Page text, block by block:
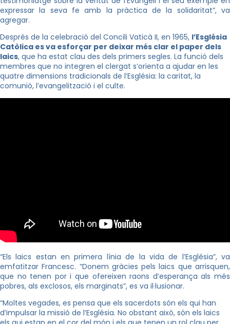
expressar la seva fe amb la pràctica de la solidaritat”, va
agregar.
Després de la celebració del Concili Vaticà II, en 1965, l’Església
Catòlica es va esforçar per deixar més clar el paper dels
laics, que ha estat clau des dels primers segles. La funció dels
membres que no integren el clergat s’orienta a ajudar en les
quatre dimensions tradicionals de l’Església: la caritat, la
comunió, l’evangelització i el culte.
“Els laics estan en primera línia de la vida de l’Església”, va
emfatitzar Francesc. “Donem gràcies pels laics que arrisquen,
que no tenen por i que ofereixen raons d’esperança als més
pobres, als exclosos, els marginats”, es va il·lusionar.
“Moltes vegades, es pensa que els sacerdots són els qui han
d’impulsar la missió de l’Església. No obstant això, són els laics